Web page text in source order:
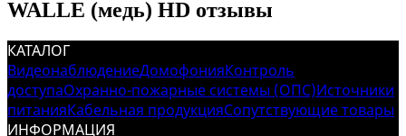
WALLE (медь) HD отзывы
КАТАЛОГ
ВидеонаблюдениеДомофонияКонтроль
доступаОхранно-пожарные системы (ОПС)Источники
питанияКабельная продукцияСопутствующие товары
ИНФОРМАЦИЯ